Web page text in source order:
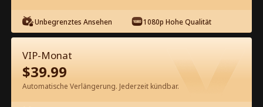
Kostenlos in der App ansehen
Unbegrenztes Ansehen 1080p Hohe Qualität
VIP-Monat
$39.99
Automatische Verlängerung. Jederzeit kündbar.